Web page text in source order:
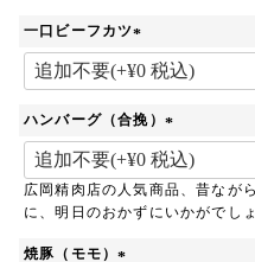
一口ビーフカツ
必
)
ハンバーグ（合挽）
(
必
須
)
広岡精肉店の人気商品、昔なが
に、明日のおかずにいかがでし
焼豚（モモ）